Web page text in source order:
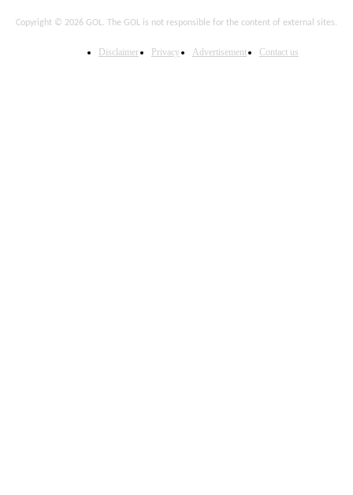
Copyright © 2026 GOL. The GOL is not responsible for the content of external sites.
Disclaimer Privacy Advertisement Contact us